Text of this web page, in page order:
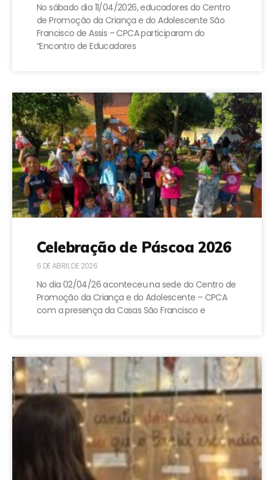
No sábado dia 11/04/2026, educadores do Centro
de Promoção da Criança e do Adolescente São
Francisco de Assis – CPCA participaram do
“Encontro de Educadores
Celebração de Páscoa 2026
6 DE ABRIL DE 2026
No dia 02/04/26 aconteceu na sede do Centro de
Promoção da Criança e do Adolescente – CPCA
com a presença da Casas São Francisco e